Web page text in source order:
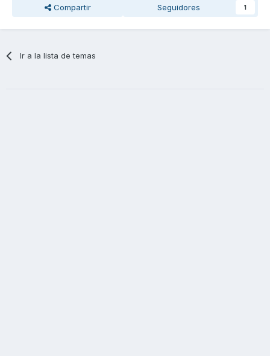
Compartir Seguidores 1
Ir a la lista de temas